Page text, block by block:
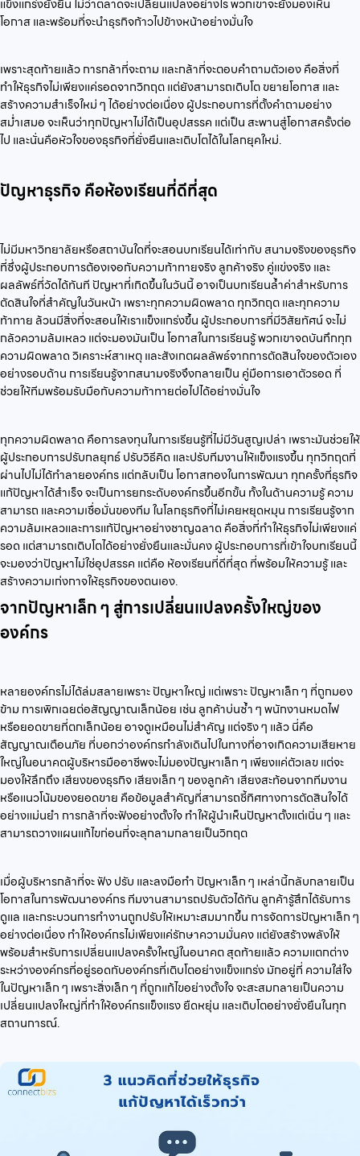
แข็งแกร่งยั่งยืน ไม่ว่าตลาดจะเปลี่ยนแปลงอย่างไร พวกเขาจะยังมองเห็น
โอกาส และพร้อมที่จะนำธุรกิจก้าวไปข้างหน้าอย่างมั่นใจ
เพราะสุดท้ายแล้ว การกล้าที่จะถาม และกล้าที่จะตอบคำถามตัวเอง คือสิ่งที่
ทำให้ธุรกิจไม่เพียงแค่รอดจากวิกฤต แต่ยังสามารถเติบโต ขยายโอกาส และ
สร้างความสำเร็จใหม่ ๆ ได้อย่างต่อเนื่อง ผู้ประกอบการที่ตั้งคำถามอย่าง
สม่ำเสมอ จะเห็นว่าทุกปัญหาไม่ได้เป็นอุปสรรค แต่เป็น สะพานสู่โอกาสครั้งต่อ
ไป และนั่นคือหัวใจของธุรกิจที่ยั่งยืนและเติบโตได้ในโลกยุคใหม่.
ปัญหาธุรกิจ คือห้องเรียนที่ดีที่สุด
ไม่มีมหาวิทยาลัยหรือสถาบันใดที่จะสอนบทเรียนได้เท่ากับ สนามจริงของธุรกิจ
ที่ซึ่งผู้ประกอบการต้องเจอกับความท้าทายจริง ลูกค้าจริง คู่แข่งจริง และ
ผลลัพธ์ที่วัดได้ทันที ปัญหาที่เกิดขึ้นในวันนี้ อาจเป็นบทเรียนล้ำค่าสำหรับการ
ตัดสินใจที่สำคัญในวันหน้า เพราะทุกความผิดพลาด ทุกวิกฤต และทุกความ
ท้าทาย ล้วนมีสิ่งที่จะสอนให้เราแข็งแกร่งขึ้น ผู้ประกอบการที่มีวิสัยทัศน์ จะไม่
กลัวความล้มเหลว แต่จะมองมันเป็น โอกาสในการเรียนรู้ พวกเขาจดบันทึกทุก
ความผิดพลาด วิเคราะห์สาเหตุ และสังเกตผลลัพธ์จากการตัดสินใจของตัวเอง
อย่างรอบด้าน การเรียนรู้จากสนามจริงจึงกลายเป็น คู่มือการเอาตัวรอด ที่
ช่วยให้ทีมพร้อมรับมือกับความท้าทายต่อไปได้อย่างมั่นใจ
ทุกความผิดพลาด คือการลงทุนในการเรียนรู้ที่ไม่มีวันสูญเปล่า เพราะมันช่วยให้
ผู้ประกอบการปรับกลยุทธ์ ปรับวิธีคิด และปรับทีมงานให้แข็งแรงขึ้น ทุกวิกฤตที่
ผ่านไปไม่ได้ทำลายองค์กร แต่กลับเป็น โอกาสทองในการพัฒนา ทุกครั้งที่ธุรกิจ
แก้ปัญหาได้สำเร็จ จะเป็นการยกระดับองค์กรขึ้นอีกขั้น ทั้งในด้านความรู้ ความ
สามารถ และความเชื่อมั่นของทีม ในโลกธุรกิจที่ไม่เคยหยุดหมุน การเรียนรู้จาก
ความล้มเหลวและการแก้ปัญหาอย่างชาญฉลาด คือสิ่งที่ทำให้ธุรกิจไม่เพียงแค่
รอด แต่สามารถเติบโตได้อย่างยั่งยืนและมั่นคง ผู้ประกอบการที่เข้าใจบทเรียนนี้
จะมองว่าปัญหาไม่ใช่อุปสรรค แต่คือ ห้องเรียนที่ดีที่สุด ที่พร้อมให้ความรู้ และ
สร้างความเก่งกาจให้ธุรกิจของตนเอง.
จากปัญหาเล็ก ๆ สู่การเปลี่ยนแปลงครั้งใหญ่ของ
องค์กร
หลายองค์กรไม่ได้ล่มสลายเพราะ ปัญหาใหญ่ แต่เพราะ ปัญหาเล็ก ๆ ที่ถูกมอง
ข้าม การเพิกเฉยต่อสัญญาณเล็กน้อย เช่น ลูกค้าบ่นซ้ำ ๆ พนักงานหมดไฟ
หรือยอดขายที่ตกเล็กน้อย อาจดูเหมือนไม่สำคัญ แต่จริง ๆ แล้ว นี่คือ
สัญญาณเตือนภัย ที่บอกว่าองค์กรกำลังเดินไปในทางที่อาจเกิดความเสียหาย
ใหญ่ในอนาคตผู้บริหารมืออาชีพจะไม่มองปัญหาเล็ก ๆ เพียงแค่ตัวเลข แต่จะ
มองให้ลึกถึง เสียงของธุรกิจ เสียงเล็ก ๆ ของลูกค้า เสียงสะท้อนจากทีมงาน
หรือแนวโน้มของยอดขาย คือข้อมูลสำคัญที่สามารถชี้ทิศทางการตัดสินใจได้
อย่างแม่นยำ การกล้าที่จะฟังอย่างตั้งใจ ทำให้ผู้นำเห็นปัญหาตั้งแต่เนิ่น ๆ และ
สามารถวางแผนแก้ไขก่อนที่จะลุกลามกลายเป็นวิกฤต
เมื่อผู้บริหารกล้าที่จะ ฟัง ปรับ และลงมือทำ ปัญหาเล็ก ๆ เหล่านี้กลับกลายเป็น
โอกาสในการพัฒนาองค์กร ทีมงานสามารถปรับตัวได้ทัน ลูกค้ารู้สึกได้รับการ
ดูแล และกระบวนการทำงานถูกปรับให้เหมาะสมมากขึ้น การจัดการปัญหาเล็ก ๆ
อย่างต่อเนื่อง ทำให้องค์กรไม่เพียงแค่รักษาความมั่นคง แต่ยังสร้างพลังให้
พร้อมสำหรับการเปลี่ยนแปลงครั้งใหญ่ในอนาคต สุดท้ายแล้ว ความแตกต่าง
ระหว่างองค์กรที่อยู่รอดกับองค์กรที่เติบโตอย่างแข็งแกร่ง มักอยู่ที่ ความใส่ใจ
ในปัญหาเล็ก ๆ เพราะสิ่งเล็ก ๆ ที่ถูกแก้ไขอย่างตั้งใจ จะสะสมกลายเป็นความ
เปลี่ยนแปลงใหญ่ที่ทำให้องค์กรแข็งแรง ยืดหยุ่น และเติบโตอย่างยั่งยืนในทุก
สถานการณ์.